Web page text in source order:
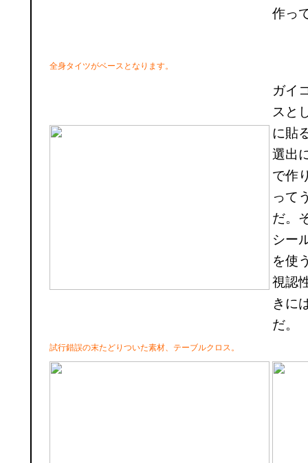
作っ
全身タイツがベースとなります。
ガイ
スと
に貼
選出
で作
って
だ。
シー
を使
視認
きに
だ。
試行錯誤の末たどりついた素材、テーブルクロス。